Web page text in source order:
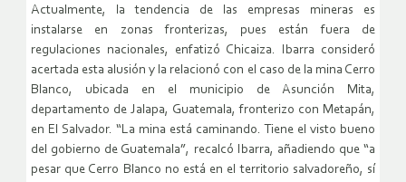
Actualmente, la tendencia de las empresas mineras es
instalarse en zonas fronterizas, pues están fuera de
regulaciones nacionales, enfatizó Chicaiza. Ibarra consideró
acertada esta alusión y la relacionó con el caso de la mina Cerro
Blanco, ubicada en el municipio de Asunción Mita,
departamento de Jalapa, Guatemala, fronterizo con Metapán,
en El Salvador. “La mina está caminando. Tiene el visto bueno
del gobierno de Guatemala”, recalcó Ibarra, añadiendo que “a
pesar que Cerro Blanco no está en el territorio salvadoreño, sí